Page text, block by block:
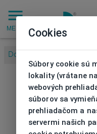
MENU
Domov
Cookies
Súbory cookie sú
lokality (vrátane
webových
súborov sa
prehliadačom a
servermi našich